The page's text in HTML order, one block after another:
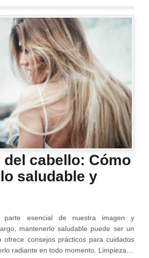
del cabello: Cómo
saludable y
esencial de nuestra imagen y
mantenerlo saludable puede ser un
ofrece consejos prácticos para cuidados
radiante en todo momento. Limpieza…